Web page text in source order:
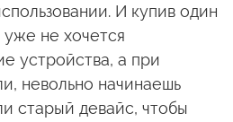
И купив один
не хочется
устройства, а при
невольно начинаешь
старый девайс, чтобы